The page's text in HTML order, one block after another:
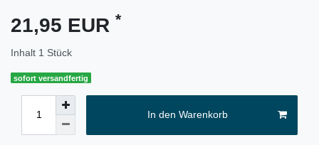
21,95 EUR *
Inhalt 1 Stück
sofort versandfertig
In den Warenkorb